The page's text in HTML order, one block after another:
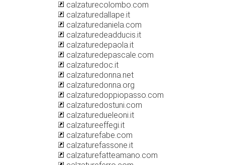
calzaturecolombo.com
calzaturedallape.it
calzaturedaniela.com
calzaturedeadducis.it
calzaturedepaola.it
calzaturedepascale.com
calzaturedoc.it
calzaturedonna.net
calzaturedonna.org
calzaturedoppiopasso.com
calzaturedostuni.com
calzaturedueleoni.it
calzatureeffegi.it
calzaturefabe.com
calzaturefassone.it
calzaturefatteamano.com